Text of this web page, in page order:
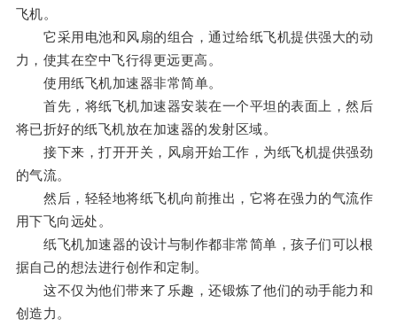
飞机。
它采用电池和风扇的组合，通过给纸飞机提供强大的动
力，使其在空中飞行得更远更高。
使用纸飞机加速器非常简单。
首先，将纸飞机加速器安装在一个平坦的表面上，然后
将已折好的纸飞机放在加速器的发射区域。
接下来，打开开关，风扇开始工作，为纸飞机提供强劲
的气流。
然后，轻轻地将纸飞机向前推出，它将在强力的气流作
用下飞向远处。
纸飞机加速器的设计与制作都非常简单，孩子们可以根
据自己的想法进行创作和定制。
这不仅为他们带来了乐趣，还锻炼了他们的动手能力和
创造力。